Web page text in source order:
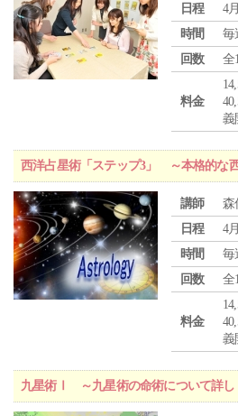
日程
4
時間
毎
回数
全
料金
義
西洋占星術「ステップ3」 ～本格的な
講師
日程
4
時間
毎
回数
全
料金
義
九星術Ⅰ ～九星術の命術について詳し